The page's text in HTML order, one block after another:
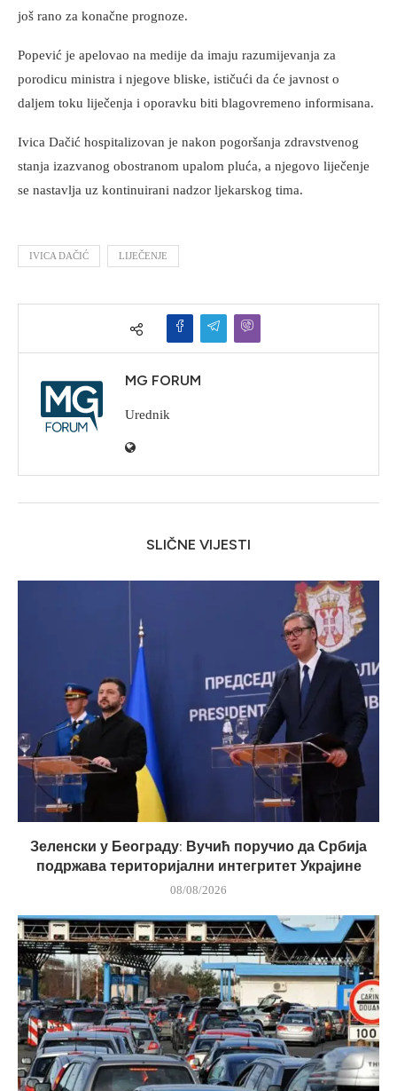
još rano za konačne prognoze.
Popević je apelovao na medije da imaju razumijevanja za
porodicu ministra i njegove bliske, ističući da će javnost o
daljem toku liječenja i oporavku biti blagovremeno informisana.
Ivica Dačić hospitalizovan je nakon pogoršanja zdravstvenog
stanja izazvanog obostranom upalom pluća, a njegovo liječenje
se nastavlja uz kontinuirani nadzor ljekarskog tima.
IVICA DAČIĆ LIJEČENJE
MG FORUM
Urednik
SLIČNE VIJESTI
Зеленски у Београду: Вучић поручио да Србија
подржава територијални интегритет Украјине
08/08/2026